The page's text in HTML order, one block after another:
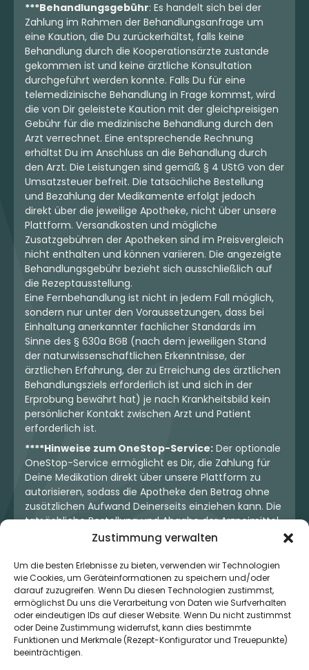
Zustimmung verwalten
Um die besten Erlebnisse zu bieten, verwenden wir Technologien
wie Cookies, um Geräteinformationen zu speichern und/oder
darauf zuzugreifen. Wenn Du diesen Technologien zustimmst,
ermöglichst Du uns die Verarbeitung von Daten wie Surfverhalten
oder eindeutigen IDs auf dieser Website. Wenn Du nicht zustimmst
oder Deine Zustimmung widerrufst, kann dies bestimmte
Funktionen und Merkmale (Rezept-Konfigurator und Treuepunkte)
beeinträchtigen.
THC:30 CBD:1
4.95 €
THC: 27 CBD:
4.25 €
mehr laden
***Behandlungsgebühr: Es handelt sich bei der
Zahlung im Rahmen der Behandlungsanfrage um
eine Kaution, die Du zurückerhältst, falls keine
Behandlung durch die Kooperationsärzte zustande
gekommen ist und keine ärztliche Konsultation
durchgeführt werden konnte. Falls Du für eine
telemedizinische Behandlung in Frage kommst, wird
die von Dir geleistete Kaution mit der gleichpreisigen
Gebühr für die medizinische Behandlung durch den
Arzt verrechnet. Eine entsprechende Rechnung
erhältst Du im Anschluss an die Behandlung durch
den Arzt. Die Leistungen sind gemäß § 4 UStG von der
Umsatzsteuer befreit. Die tatsächliche Bestellung
und Bezahlung der Medikamente erfolgt jedoch
direkt über die jeweilige Apotheke, nicht über unsere
Plattform. Versandkosten und mögliche
Zusatzgebühren der Apotheken sind im Preisvergleich
nicht enthalten und können variieren. Die angezeigte
Behandlungsgebühr bezieht sich ausschließlich auf
die Rezeptausstellung.
Eine Fernbehandlung ist nicht in jedem Fall möglich,
sondern nur unter den Voraussetzungen, dass bei
Einhaltung anerkannter fachlicher Standards im
Sinne des § 630a BGB (nach dem jeweiligen Stand
der naturwissenschaftlichen Erkenntnisse, der
ärztlichen Erfahrung, der zu Erreichung des ärztlichen
Behandlungsziels erforderlich ist und sich in der
Erprobung bewährt hat) je nach Krankheitsbild kein
persönlicher Kontakt zwischen Arzt und Patient
erforderlich ist.
****Hinweise zum OneStop-Service: Der optionale
OneStop-Service ermöglicht es Dir, die Zahlung für
Deine Medikation direkt über unsere Plattform zu
autorisieren, sodass die Apotheke den Betrag ohne
zusätzlichen Aufwand Deinerseits einziehen kann. Die
tatsächliche Bestellung und Abgabe der Arzneimittel
erfolgt jedoch ausschließlich über die jeweilige
Dir und der Apotheke. Unser OneStop-Service stellt
kein pharmazeutisches Angebot dar, sondern dient
lediglich der komfortablen Zahlungsabwicklung. Die
Nutzung ist freiwillig und hat keinerlei Einfluss auf die
ärztliche Therapieentscheidung oder die Wahl der
verschriebenen Medikation. Apotheken sind rechtlich
unabhängig und unterliegen den gesetzlichen